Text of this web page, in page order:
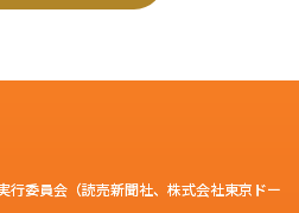
行委員会（読売新聞社、株式会社東京ドー